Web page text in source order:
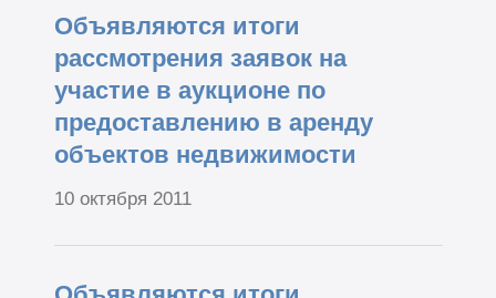
Объявляются итоги
рассмотрения заявок на
участие в аукционе по
предоставлению в аренду
объектов недвижимости
10 октября 2011